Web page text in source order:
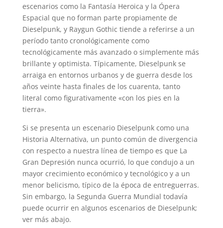
escenarios como la Fantasía Heroica y la Ópera
Espacial que no forman parte propiamente de
Dieselpunk, y Raygun Gothic tiende a referirse a un
período tanto cronológicamente como
tecnológicamente más avanzado o simplemente más
brillante y optimista. Típicamente, Dieselpunk se
arraiga en entornos urbanos y de guerra desde los
años veinte hasta finales de los cuarenta, tanto
literal como figurativamente «con los pies en la
tierra».
Si se presenta un escenario Dieselpunk como una
Historia Alternativa, un punto común de divergencia
con respecto a nuestra línea de tiempo es que La
Gran Depresión nunca ocurrió, lo que condujo a un
mayor crecimiento económico y tecnológico y a un
menor belicismo, típico de la época de entreguerras.
Sin embargo, la Segunda Guerra Mundial todavía
puede ocurrir en algunos escenarios de Dieselpunk;
ver más abajo.